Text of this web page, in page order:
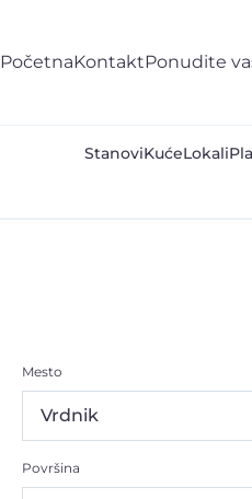
PočetnaKontaktPonudite
StanoviKućeLokali
Mesto
Površina